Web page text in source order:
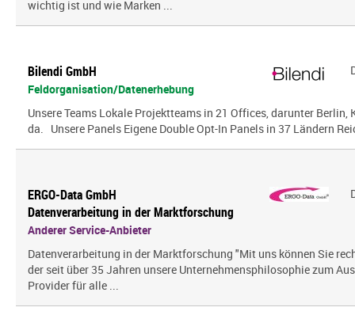
wichtig ist und wie Marken ...
Bilendi GmbH
Feldorganisation/Datenerhebung
Unsere Teams Lokale Projektteams in 21 Offices, darunter Berlin,
da. Unsere Panels Eigene Double Opt-In Panels in 37 Ländern
ERGO-Data GmbH
Datenverarbeitung in der Marktforschung
Anderer Service-Anbieter
Datenverarbeitung in der Marktforschung "Mit uns können Sie
der seit über 35 Jahren unsere Unternehmensphilosophie zum
Provider für alle ...